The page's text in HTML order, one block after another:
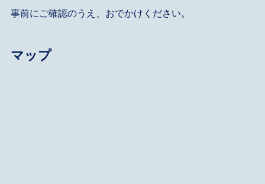
事前にご確認のうえ、おでかけください。
マップ